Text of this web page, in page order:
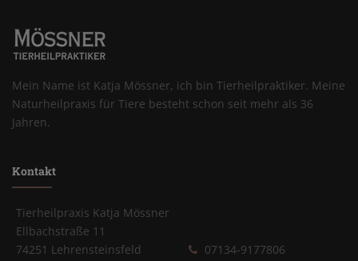
Mein Name ist Katja Mössner, ich bin Tierheilpraktiker. Meine
Naturheilpraxis für Tiere besteht schon seit mehr als 36
Jahren.
Kontakt
Tierheilpraxis Katja Mössner
Ellbachstraße 11
74251 Lehrensteinsfeld
07134-9177806